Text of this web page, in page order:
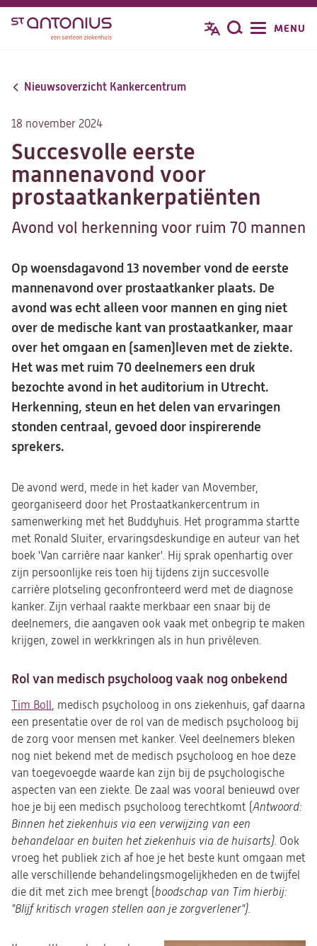
Overslaan
inhoud
Zoeken
MENU
Nieuwsoverzicht Kankercentrum
18 november 2024
Succesvolle eerste
mannenavond voor
prostaatkankerpatiënten
Avond vol herkenning voor ruim 70 mannen
Op woensdagavond 13 november vond de eerste
mannenavond over prostaatkanker plaats. De
avond was echt alleen voor mannen en ging niet
over de medische kant van prostaatkanker, maar
over het omgaan en (samen)leven met de ziekte.
Het was met ruim 70 deelnemers een druk
bezochte avond in het auditorium in Utrecht.
Herkenning, steun en het delen van ervaringen
stonden centraal, gevoed door inspirerende
sprekers.
De avond werd, mede in het kader van Movember,
georganiseerd door het Prostaatkankercentrum in
samenwerking met het Buddyhuis. Het programma startte
met Ronald Sluiter, ervaringsdeskundige en auteur van het
boek 'Van carrière naar kanker'. Hij sprak openhartig over
zijn persoonlijke reis toen hij tijdens zijn succesvolle
carrière plotseling geconfronteerd werd met de diagnose
kanker. Zijn verhaal raakte merkbaar een snaar bij de
deelnemers, die aangaven ook vaak met onbegrip te maken
krijgen, zowel in werkkringen als in hun privéleven.
Rol van medisch psycholoog vaak nog onbekend
Tim Boll, medisch psycholoog in ons ziekenhuis, gaf daarna
een presentatie over de rol van de medisch psycholoog bij
de zorg voor mensen met kanker. Veel deelnemers bleken
nog niet bekend met de medisch psycholoog en hoe deze
van toegevoegde waarde kan zijn bij de psychologische
aspecten van een ziekte. De zaal was vooral benieuwd over
hoe je bij een medisch psycholoog terechtkomt ( Antwoord:
Binnen het ziekenhuis via een verwijzing van een
behandelaar en buiten het ziekenhuis via de huisarts). Ook
vroeg het publiek zich af hoe je het beste kunt omgaan met
alle verschillende behandelingsmogelijkheden en de twijfel
die dit met zich mee brengt ( boodschap van Tim hierbij:
"Blijf kritisch vragen stellen aan je zorgverlener").